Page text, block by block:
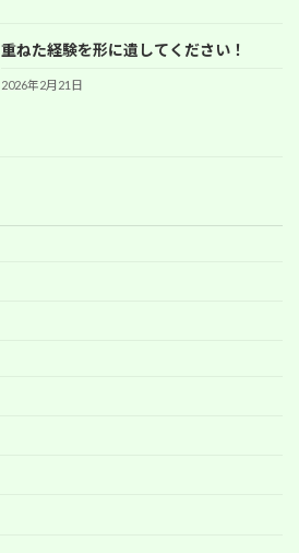
重ねた経験を形に遺してください！
2026年2月21日